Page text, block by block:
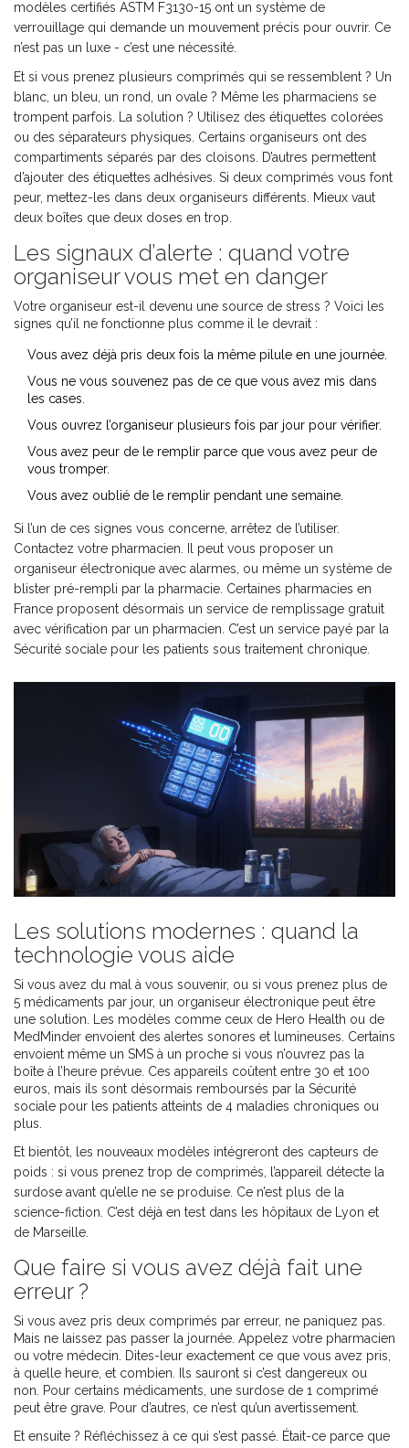
modèles certifiés ASTM F3130-15 ont un système de
verrouillage qui demande un mouvement précis pour ouvrir. Ce
n’est pas un luxe - c’est une nécessité.
Et si vous prenez plusieurs comprimés qui se ressemblent ? Un
blanc, un bleu, un rond, un ovale ? Même les pharmaciens se
trompent parfois. La solution ? Utilisez des étiquettes colorées
ou des séparateurs physiques. Certains organiseurs ont des
compartiments séparés par des cloisons. D’autres permettent
d’ajouter des étiquettes adhésives. Si deux comprimés vous font
peur, mettez-les dans deux organiseurs différents. Mieux vaut
deux boîtes que deux doses en trop.
Les signaux d’alerte : quand votre
organiseur vous met en danger
Votre organiseur est-il devenu une source de stress ? Voici les
signes qu’il ne fonctionne plus comme il le devrait :
Vous avez déjà pris deux fois la même pilule en une journée.
Vous ne vous souvenez pas de ce que vous avez mis dans
les cases.
Vous ouvrez l’organiseur plusieurs fois par jour pour vérifier.
Vous avez peur de le remplir parce que vous avez peur de
vous tromper.
Vous avez oublié de le remplir pendant une semaine.
Si l’un de ces signes vous concerne, arrêtez de l’utiliser.
Contactez votre pharmacien. Il peut vous proposer un
organiseur électronique avec alarmes, ou même un système de
blister pré-rempli par la pharmacie. Certaines pharmacies en
France proposent désormais un service de remplissage gratuit
avec vérification par un pharmacien. C’est un service payé par la
Sécurité sociale pour les patients sous traitement chronique.
Les solutions modernes : quand la
technologie vous aide
Si vous avez du mal à vous souvenir, ou si vous prenez plus de
5 médicaments par jour, un organiseur électronique peut être
une solution. Les modèles comme ceux de Hero Health ou de
MedMinder envoient des alertes sonores et lumineuses. Certains
envoient même un SMS à un proche si vous n’ouvrez pas la
boîte à l’heure prévue. Ces appareils coûtent entre 30 et 100
euros, mais ils sont désormais remboursés par la Sécurité
sociale pour les patients atteints de 4 maladies chroniques ou
plus.
Et bientôt, les nouveaux modèles intégreront des capteurs de
poids : si vous prenez trop de comprimés, l’appareil détecte la
surdose avant qu’elle ne se produise. Ce n’est plus de la
science-fiction. C’est déjà en test dans les hôpitaux de Lyon et
de Marseille.
Que faire si vous avez déjà fait une
erreur ?
Si vous avez pris deux comprimés par erreur, ne paniquez pas.
Mais ne laissez pas passer la journée. Appelez votre pharmacien
ou votre médecin. Dites-leur exactement ce que vous avez pris,
à quelle heure, et combien. Ils sauront si c’est dangereux ou
non. Pour certains médicaments, une surdose de 1 comprimé
peut être grave. Pour d’autres, ce n’est qu’un avertissement.
Et ensuite ? Réfléchissez à ce qui s’est passé. Était-ce parce que